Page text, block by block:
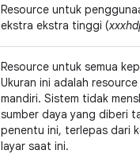
Resource untuk
ekstra ekstra tinggi (
Resource untuk semua
Ukuran ini adalah
mandiri. Sistem tidak
sumber daya yang diberi
penentu ini, terlepas dari
layar saat ini.